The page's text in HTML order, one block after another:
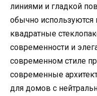
линиями и гладкой
обычно
квадратные
современности и
современном стиле
современные
для домов с